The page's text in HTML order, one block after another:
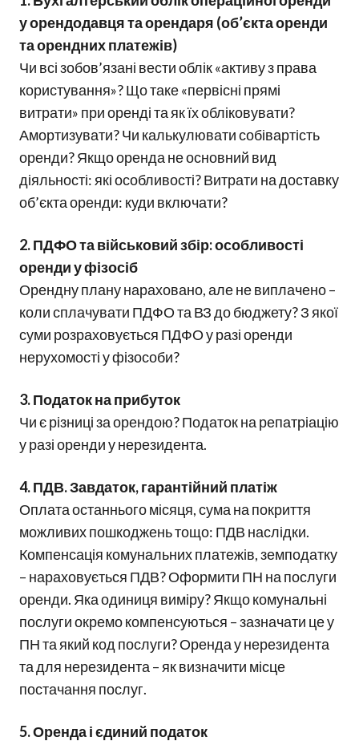
у орендодавця та орендаря (об’єкта оренди
та орендних платежів)
Чи всі зобов’язані вести облік «активу з права
користування»? Що таке «первісні прямі
витрати» при оренді та як їх обліковувати?
Амортизувати? Чи калькулювати собівартість
оренди? Якщо оренда не основний вид
діяльності: які особливості? Витрати на доставку
об’єкта оренди: куди включати?
2. ПДФО та військовий збір: особливості
оренди у фізосіб
Орендну плану нараховано, але не виплачено –
коли сплачувати ПДФО та ВЗ до бюджету? З якої
суми розраховується ПДФО у разі оренди
нерухомості у фізособи?
3. Податок на прибуток
Чи є різниці за орендою? Податок на репатріацію
у разі оренди у нерезидента.
4. ПДВ. Завдаток, гарантійний платіж
Оплата останнього місяця, сума на покриття
можливих пошкоджень тощо: ПДВ наслідки.
Компенсація комунальних платежів, земподатку
– нараховується ПДВ? Оформити ПН на послуги
оренди. Яка одиниця виміру? Якщо комунальні
послуги окремо компенсуються – зазначати це у
ПН та який код послуги? Оренда у нерезидента
та для нерезидента – як визначити місце
постачання послуг.
5. Оренда і єдиний податок